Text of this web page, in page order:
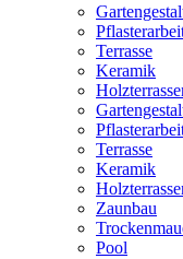
Terrasse
Keramik
Terrasse
Keramik
Zaunbau
Pool